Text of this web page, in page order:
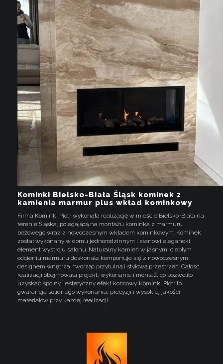
Kominki Bielsko-Biała Śląsk kominek z
kamienia marmur plus wkład kominkowy
Firma Kominki Piotr wykonała realizację w mieście Bielsko-Biała na
terenie Śląska, polegającą na montażu kominka z marmuru
beżowego wraz z nowoczesnym wkładem kominkowym. Kominek
został wykonany w domu jednorodzinnym i stanowi elegancki
element wystroju salonu. Naturalny kamień w jasnym, ciepłym
odcieniu marmuru doskonale komponuje się z nowoczesnym
designem wnętrza, tworząc przytulną i stylową przestrzeń. Całość
realizacji obejmowała projekt, wykonanie i montaż, co pozwoliło
uzyskać spójny i estetyczny efekt końcowy. Kominki Piotr to
gwarancja solidnego wykonania, precyzji i wysokiej jakości
materiałów przy każdej realizacji.